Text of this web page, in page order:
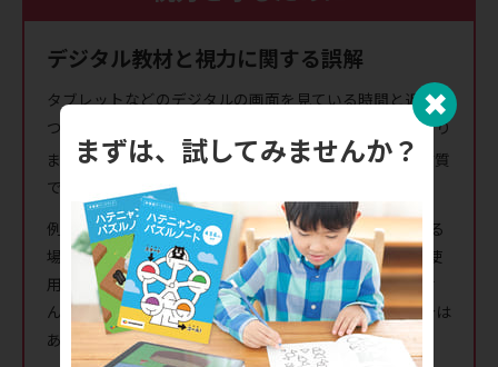
デジタル教材と視力に関する誤解
タブレットなどのデジタルの画面を見ている時間と近視に
ついては、特異な因果関係が立証されているわけではあり
ません。※
視力にとって大事なのは、見ているものの材質
ではなく、目と対象物の距離です。
例えばノートからの距離が15cmの状態で30分間勉強する
場合と、タブレットからの距離が15cmの状態で30分間使
用する場合では、視力への影響に大きな違いはありませ
ん。（画面のブルーライトが睡眠リズムに影響する場合は
あるので、使用する時間帯には注意が必要です）
✖︎
まずは、試してみませんか？